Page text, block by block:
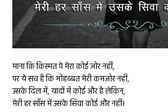
माना कि किस्मत पे मेरा कोई जोर नहीं,
पर ये सच है कि मोहब्बत मेरी कमज़ोर नहीं,
उसके दिल में, यादों में कोई और है लेकिन,
मेरी हर साँस में उसके सिवा कोई और नहीं।